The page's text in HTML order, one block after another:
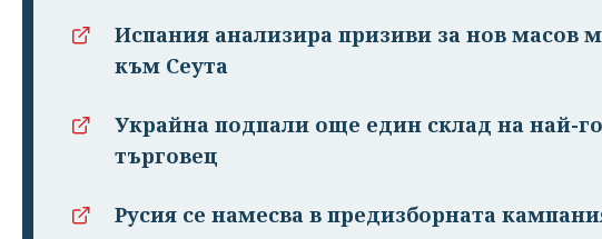
Испания анализира призиви за нов масов
към Сеута
Украйна подпали още един склад на най-
търговец
Русия се намесва в предизборната